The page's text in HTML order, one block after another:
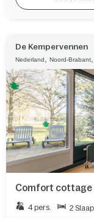
De Kempervennen
Nederland, Noord-Brabant,
Comfort cottage
4 pers. 2